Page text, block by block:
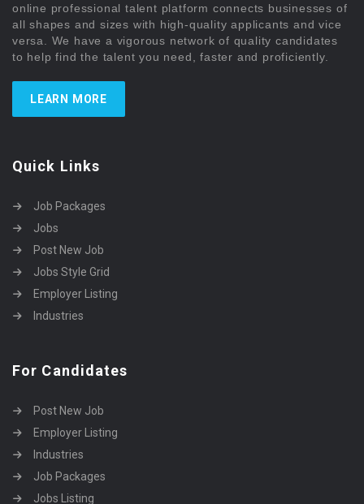
online professional talent platform connects businesses of
all shapes and sizes with high-quality applicants and vice
versa. We have a vigorous network of quality candidates
to help find the talent you need, faster and proficiently.
LEARN MORE
Quick Links
Job Packages
Jobs
Post New Job
Jobs Style Grid
Employer Listing
Industries
For Candidates
Post New Job
Employer Listing
Industries
Job Packages
Jobs Listing